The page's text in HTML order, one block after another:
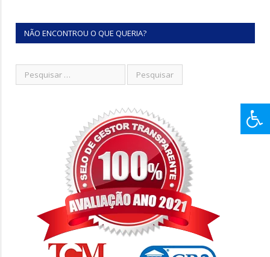
NÃO ENCONTROU O QUE QUERIA?